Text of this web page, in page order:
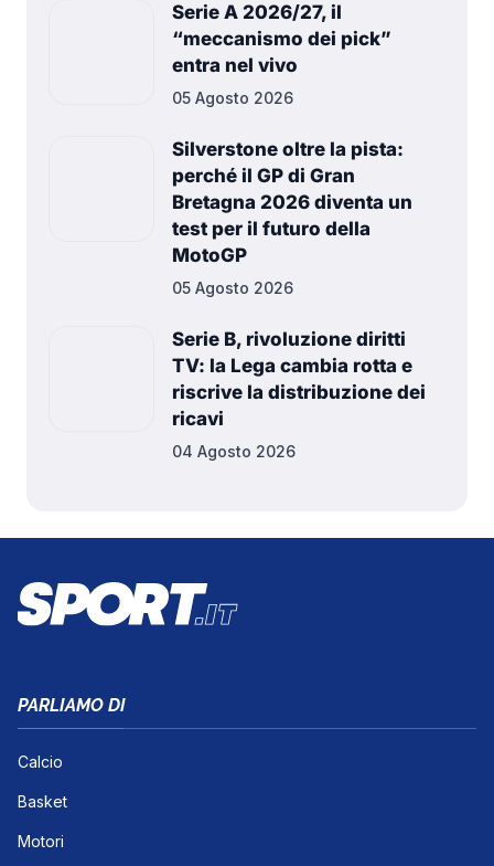
Serie A 2026/27, il
“meccanismo dei pick”
entra nel vivo
05 Agosto 2026
Silverstone oltre la pista:
perché il GP di Gran
Bretagna 2026 diventa un
test per il futuro della
MotoGP
05 Agosto 2026
Serie B, rivoluzione diritti
TV: la Lega cambia rotta e
riscrive la distribuzione dei
ricavi
04 Agosto 2026
PARLIAMO DI
Calcio
Basket
Motori